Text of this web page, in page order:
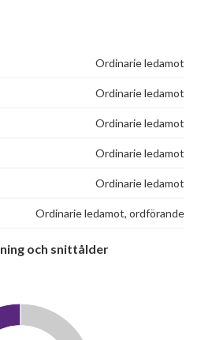
Ordinarie ledamot
Ordinarie ledamot
Ordinarie ledamot
Ordinarie ledamot
Ordinarie ledamot
Ordinarie ledamot, ordförande
och snittålder